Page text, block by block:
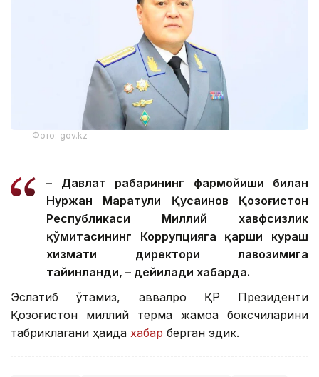
Фото: gov.kz
– Давлат раҳбарининг фармойиши билан
Нуржан Маратули Қусаинов Қозоғистон
Республикаси Миллий хавфсизлик
қўмитасининг Коррупцияга қарши кураш
хизмати директори лавозимига
тайинланди, – дейилади хабарда.
Эслатиб ўтамиз, аввалроқ ҚР Президенти
Қозоғистон миллий терма жамоа боксчиларини
табриклагани ҳақида хабар берган эдик.